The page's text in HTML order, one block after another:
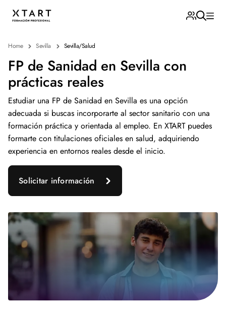
Home Sevilla Sevilla/Salud
FP de Sanidad en Sevilla con
prácticas reales
Estudiar una FP de Sanidad en Sevilla es una opción
adecuada si buscas incorporarte al sector sanitario con una
formación práctica y orientada al empleo. En XTART puedes
formarte con titulaciones oficiales en salud, adquiriendo
experiencia en entornos reales desde el inicio.
Solicitar información